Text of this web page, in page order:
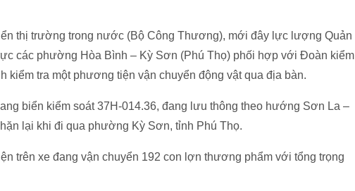
thị trường trong nước (Bộ Công Thương), mới đây lực lượng Quản
các phường Hòa Bình – Kỳ Sơn (Phú Thọ) phối hợp với Đoàn kiểm
kiểm tra một phương tiện vận chuyển động vật qua địa bàn.
biển kiểm soát 37H-014.36, đang lưu thông theo hướng Sơn La –
lại khi đi qua phường Kỳ Sơn, tỉnh Phú Thọ.
trên xe đang vận chuyển 192 con lợn thương phẩm với tổng trọng